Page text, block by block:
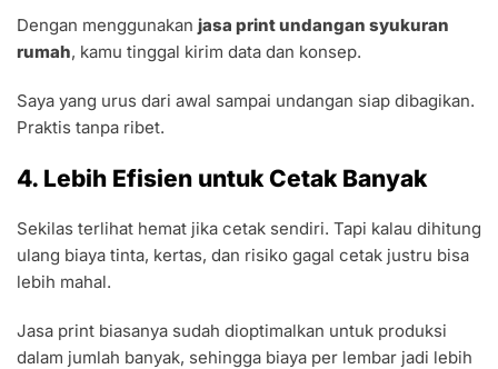
Dengan menggunakan jasa print undangan syukuran
rumah, kamu tinggal kirim data dan konsep.
Saya yang urus dari awal sampai undangan siap dibagikan.
Praktis tanpa ribet.
4. Lebih Efisien untuk Cetak Banyak
Sekilas terlihat hemat jika cetak sendiri. Tapi kalau dihitung
ulang biaya tinta, kertas, dan risiko gagal cetak justru bisa
lebih mahal.
Jasa print biasanya sudah dioptimalkan untuk produksi
dalam jumlah banyak, sehingga biaya per lembar jadi lebih